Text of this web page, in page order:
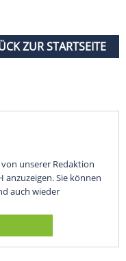
ZUR STARTSEITE
unserer Redaktion
Sie können
auch wieder